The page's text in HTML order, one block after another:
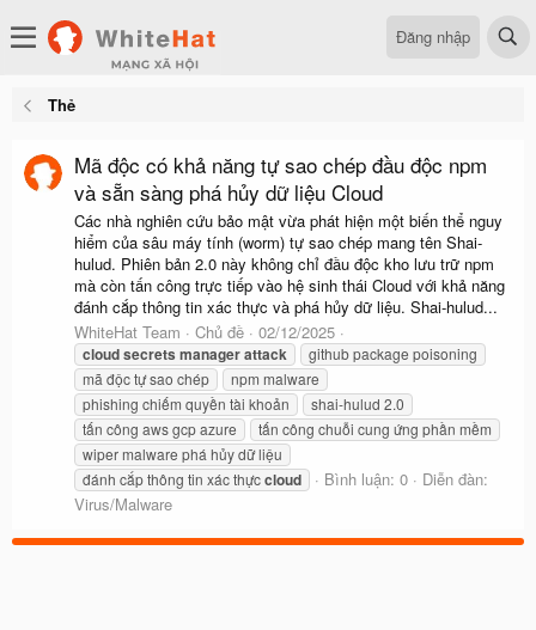
Đăng nhập
Thẻ
Mã độc có khả năng tự sao chép đầu độc npm
và sẵn sàng phá hủy dữ liệu Cloud
Các nhà nghiên cứu bảo mật vừa phát hiện một biến thể nguy
hiểm của sâu máy tính (worm) tự sao chép mang tên Shai-
hulud. Phiên bản 2.0 này không chỉ đầu độc kho lưu trữ npm
mà còn tấn công trực tiếp vào hệ sinh thái Cloud với khả năng
đánh cắp thông tin xác thực và phá hủy dữ liệu. Shai-hulud...
WhiteHat Team
Chủ đề 02/12/2025
cloudsecrets managerattack
github package poisoning
mã độc tự sao chép
npm malware
phishing chiếm quyền tài khoản
shai-hulud 2.0
tấn công aws gcp azure
tấn công chuỗi cung ứng phần mềm
wiper malware phá hủy dữ liệu
đánh cắp thông tin xác thựccloud Bình luận: 0
Diễn đàn:
Virus/Malware